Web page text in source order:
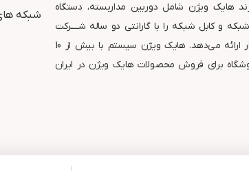
هایک ویژن شامل دوربین مداربسته، دستگاه
و کابل شبکه را با گارانتی دو ساله شــــرکت
معتبر پارس ارتباط افزار ارائه می‌دهد. هایک ویژن سیستم با بیش از 10
برای فروش محصولات هایک ویژن در ایران
شبکه